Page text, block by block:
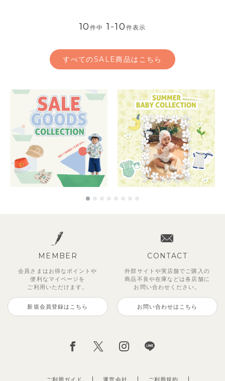
10件中 1 -10 件表示
すべてのSALE商品はこちら
MEMBER
会員さまはお得なポイントや
便利な マイページを
ご利用いただけます。
新規会員登録はこちら
CONTACT
外部サイトや実店舗でご購入の
商品不良や在庫などは各店舗に
お問い合わせください。
お問い合わせはこちら